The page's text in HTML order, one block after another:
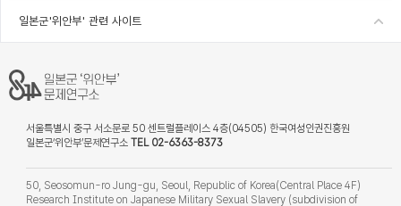
일본군'위안부' 관련 사이트
서울특별시 중구 서소문로 50 센트럴플레이스 4층(04505) 한국여성인권진흥원
일본군‘위안부’문제연구소 TEL 02-6363-8373
50, Seosomun-ro Jung-gu, Seoul, Republic of Korea(Central Place 4F)
Research Institute on Japanese Military Sexual Slavery (subdivision of